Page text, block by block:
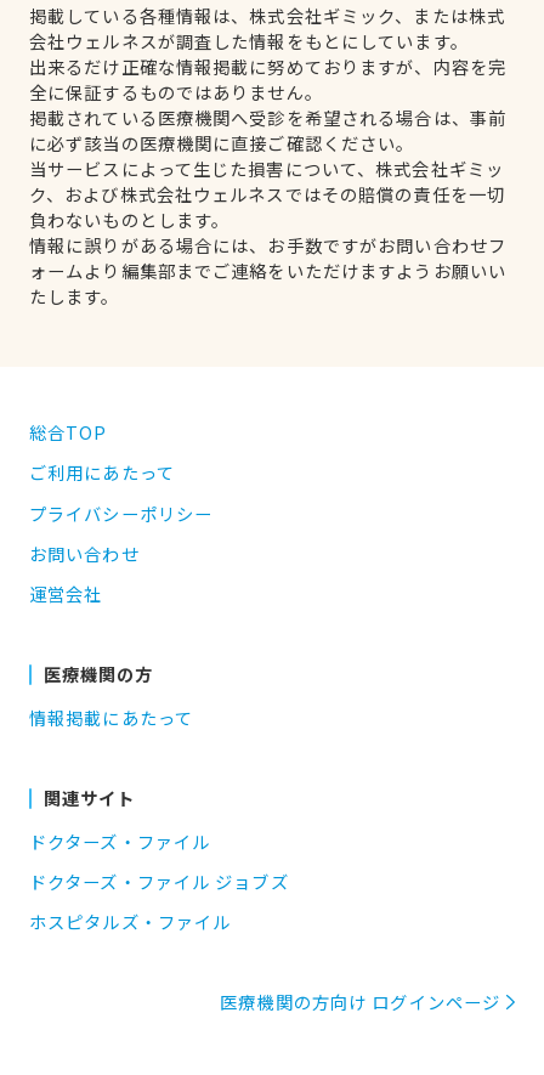
掲載している各種情報は、株式会社ギミック、または株式
会社ウェルネスが調査した情報をもとにしています。
出来るだけ正確な情報掲載に努めておりますが、内容を完
全に保証するものではありません。
掲載されている医療機関へ受診を希望される場合は、事前
に必ず該当の医療機関に直接ご確認ください。
当サービスによって生じた損害について、株式会社ギミッ
ク、および株式会社ウェルネスではその賠償の責任を一切
負わないものとします。
情報に誤りがある場合には、お手数ですがお問い合わせフ
ォームより編集部までご連絡をいただけますようお願いい
たします。
総合TOP
ご利用にあたって
プライバシーポリシー
お問い合わせ
運営会社
医療機関の方
情報掲載にあたって
関連サイト
ドクターズ・ファイル
ドクターズ・ファイル ジョブズ
ホスピタルズ・ファイル
医療機関の方向け ログインページ